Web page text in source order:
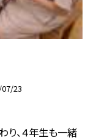
23
り、４年生も一緒